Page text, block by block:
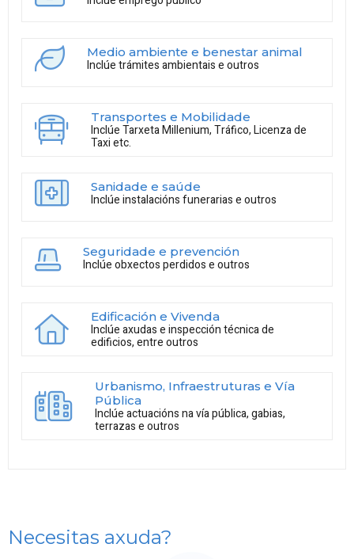
Medio ambiente e benestar animal
Inclúe trámites ambientais e outros
Transportes e Mobilidade
Inclúe Tarxeta Millenium, Tráfico, Licenza de
Taxi etc.
Sanidade e saúde
Inclúe instalacións funerarias e outros
Seguridade e prevención
Inclúe obxectos perdidos e outros
Edificación e Vivenda
Inclúe axudas e inspección técnica de
edificios, entre outros
Urbanismo, Infraestruturas e Vía
Pública
Inclúe actuacións na vía pública, gabias,
terrazas e outros
Necesitas axuda?